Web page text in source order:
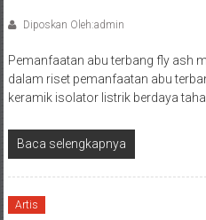
Diposkan Oleh:admin
Pemanfaatan abu terbang fly ash
dalam riset pemanfaatan abu
keramik isolator listrik berdaya
Baca selengkapnya
Artis